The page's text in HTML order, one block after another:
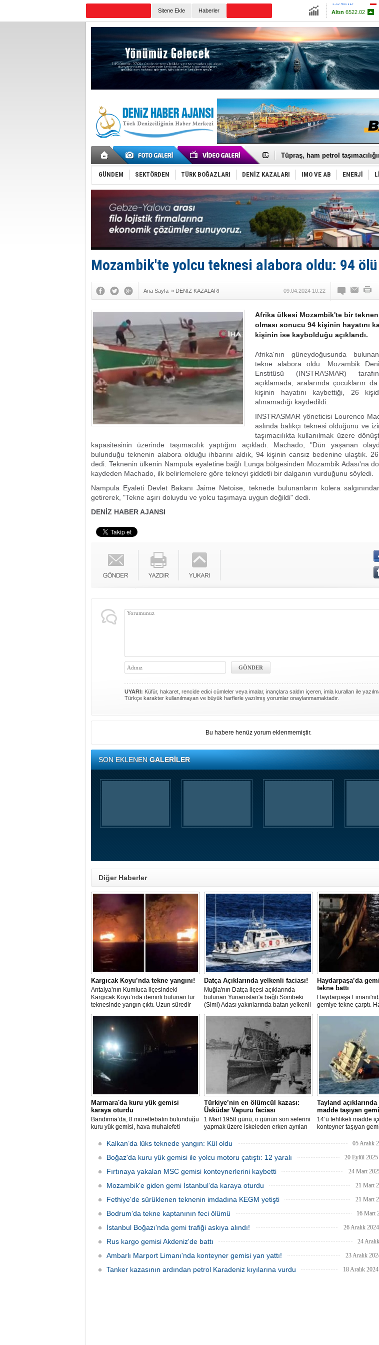
Sitene Ekle Haberler
Altın 6522.02
Euro54.9761
Anadolu Tersanesi EYDEP’te
Tüpraş, ham petrol
İTU AUV, Dünya’da 2. oldu!
LNG taşımacılığında maliyetler
PROYAD, yat mürettebatı için
Türkiye-Irak enerji hattında
Türk Armatöre 'Uyuşturucu'
Deniz turizminde yeni ‘Ceza
DÖDER, 28. Dönem Yönetim
Fairline, Türkiye’de
Baltık Denizi'nde tarih yazıldı!
Runit kubbesi okyanusun
Türk Loydu’na Süveyş tonaj
GÜNDEM SEKTÖRDEN TÜRK BOĞAZLARI DENİZ KAZALARI IMO VE AB ENERJİ
Mozambik'te yolcu teknesi alabora oldu: 94 ölü
Ana Sayfa » DENİZ KAZALARI 09.04.2024 10:22
Afrika ülkesi Mozambik'te bir
olması sonucu 94 kişinin hayatını
kişinin ise kaybolduğu açıklandı.
Afrika'nın güneydoğusunda
tekne alabora oldu. Mozambik Deniz
Enstitüsü (INSTRASMAR)
açıklamada, aralarında çocukların
kişinin hayatını kaybettiği, 26
alınamadığı kaydedildi.
INSTRASMAR yöneticisi Lourenco
aslında balıkçı teknesi olduğunu ve
taşımacılıkta kullanılmak üzere
kapasitesinin üzerinde taşımacılık yaptığını açıkladı. Machado, "Dün yaşanan
bulunduğu teknenin alabora olduğu ihbarını aldık, 94 kişinin cansız bedenine ulaştık.
dedi. Teknenin ülkenin Nampula eyaletine bağlı Lunga bölgesinden Mozambik Adası'na
kaydeden Machado, ilk belirlemelere göre tekneyi şiddetli bir dalganın vurduğunu söyledi.
Nampula Eyaleti Devlet Bakanı Jaime Netoise, teknede bulunanların kolera
getirerek, "Tekne aşırı doluydu ve yolcu taşımaya uygun değildi" dedi.
DENİZ HABER AJANSI
UYARI: Küfür, hakaret, rencide edici cümleler veya imalar, inançlara saldırı içeren, imla kuralları ile
Türkçe karakter kullanılmayan ve büyük harflerle yazılmış yorumlar onaylanmamaktadır.
Bu habere henüz yorum eklenmemiştir.
SON EKLENENGALERİLER
Diğer Haberler
Kargıcak Koyu’nda tekne yangını!
Antalya’nın Kumluca ilçesindeki
Kargıcak Koyu’nda demirli bulunan tur
teknesinde yangın çıktı. Uzun süredir
kullanılmadığı belirtilen ve içerisinde
kimsenin bulunmadığı tekne, itfaiyenin
karadan müdahale edememesi
nedeniyle tamamen yanarak
kullanılamaz hale geldi.
Datça Açıklarında yelkenli faciası!
Muğla'nın Datça ilçesi açıklarında
bulunan Yunanistan'a bağlı Sömbeki
(Simi) Adası yakınlarında batan yelkenli
teknedeki 9 kişiden 8'i sağ olarak
kurtarılırken, kaybolan 1 kişi için deniz
ve havadan geniş çaplı arama kurtarma
çalışması başlatıldı.
Haydarpaşa’da
tekne battı
Haydarpaşa
gemiye tekne çarptı.
kısa süre içerisinde
Marmara'da kuru yük gemisi
karaya oturdu
Bandırma’da, 8 mürettebatın bulunduğu
kuru yük gemisi, hava muhalefeti
kurtarma çalışmaları sürüyor.
Türkiye’nin en ölümcül kazası:
Üsküdar Vapuru faciası
1 Mart 1958 günü, o günün son seferini
yapmak üzere iskeleden erken ayrılan
dönemedi.
Tayland
madde taşıyan
14’ü tehlikeli madde
konteyner taşıyan
sızıntısı oluştu. Petrol
Kalkan’da lüks teknede yangın: Kül oldu 05 Aralık
Boğaz'da kuru yük gemisi ile yolcu motoru çatıştı: 12 yaralı 20 Eylül
Fırtınaya yakalan MSC gemisi konteynerlerini kaybetti 24 Mart
Mozambik'e giden gemi İstanbul’da karaya oturdu 21 Mart
Fethiye'de sürüklenen teknenin imdadına KEGM yetişti 21 Mart
Bodrum’da tekne kaptanının feci ölümü 16 Mart
İstanbul Boğazı'nda gemi trafiği askıya alındı! 26 Aralık
Rus kargo gemisi Akdeniz'de battı 24
Ambarlı Marport Limanı'nda konteyner gemisi yan yattı! 23 Aralık
Tanker kazasının ardından petrol Karadeniz kıyılarına vurdu 18 Aralık